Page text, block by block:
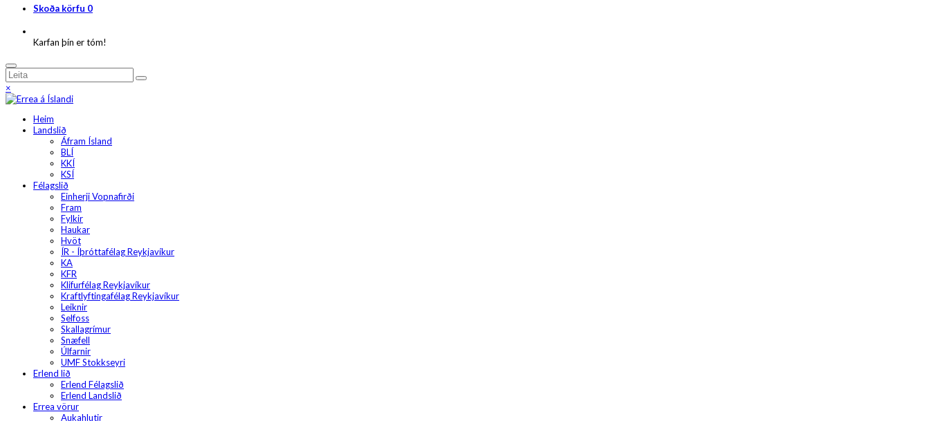
Skoða körfu 0
Karfan þín er tóm!
×
Heim
Landslið
Áfram Ísland
BLÍ
KKÍ
KSÍ
Félagslið
Einherji Vopnafirði
Fram
Fylkir
Haukar
Hvöt
ÍR - Íþróttafélag Reykjavíkur
KA
KFR
Klifurfélag Reykjavíkur
Kraftlyftingafélag Reykjavíkur
Leiknir
Selfoss
Skallagrímur
Snæfell
Úlfarnir
UMF Stokkseyri
Erlend lið
Erlend Félagslið
Erlend Landslið
Errea vörur
Aukahlutir